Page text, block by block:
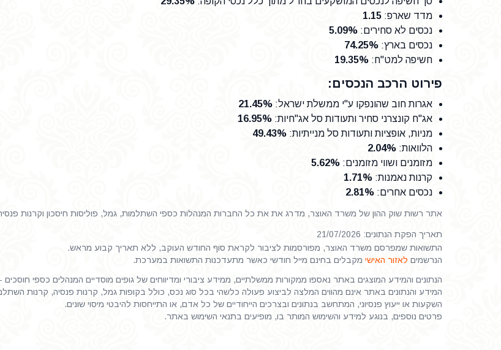
מדד שארפ:
1.15
נכסים לא סחירים:
5.09%
נכסים בארץ:
74.25%
חשיפה למט"ח:
19.35%
פירוט הרכב הנכסים:
אגרות חוב שהונפקו ע"י ממשלת ישראל:
21.45%
אג"ח קונצרני סחיר ותעודות סל אג"חיות:
16.95%
מניות, אופציות ותעודות סל מנייתיות:
49.43%
הלוואות:
2.04%
מזומנים ושווי מזומנים:
5.62%
קרנות נאמנות:
1.71%
נכסים אחרים:
2.81%
אתר רשות שוק ההון של משרד האוצר, מדרג את את כל החברות המנהלות כספי השתלמות, גמל, פוליסות חיסכון וקרנות
תאריך הפקת הנתונים: 21/07/2026
התשואות שמפרסם משרד האוצר, מפורסמות לציבור לקראת סוף החודש העוקב, ללא תאריך קבוע מראש.
הנרשמים לאזור האישי מקבלים בחינם מייל חודשי כאשר מתעדכנות התשואות במערכת.
הנתונים והמידע המוצגים באתר נאספו ממקורות ממשלתיים, ממידע ציבורי ומדיווחים של גופים מוסדיים המנהלים כספי
המידע והנתונים באתר אינם מהווים המלצה לביצוע פעולה כלשהי בכל סוג נכס, כולל בקופות גמל, קרנות פנסיה, קרנות
השקעות או ייעוץ פנסיוני, המתחשב בנתונים ובצרכים הייחודיים של כל אדם, או התייחסות להיבטי מיסוי שונים.
פרטים נוספים, בנוגע למידע והשימוש המותר בו, מופיעים בתנאי השימוש באתר.